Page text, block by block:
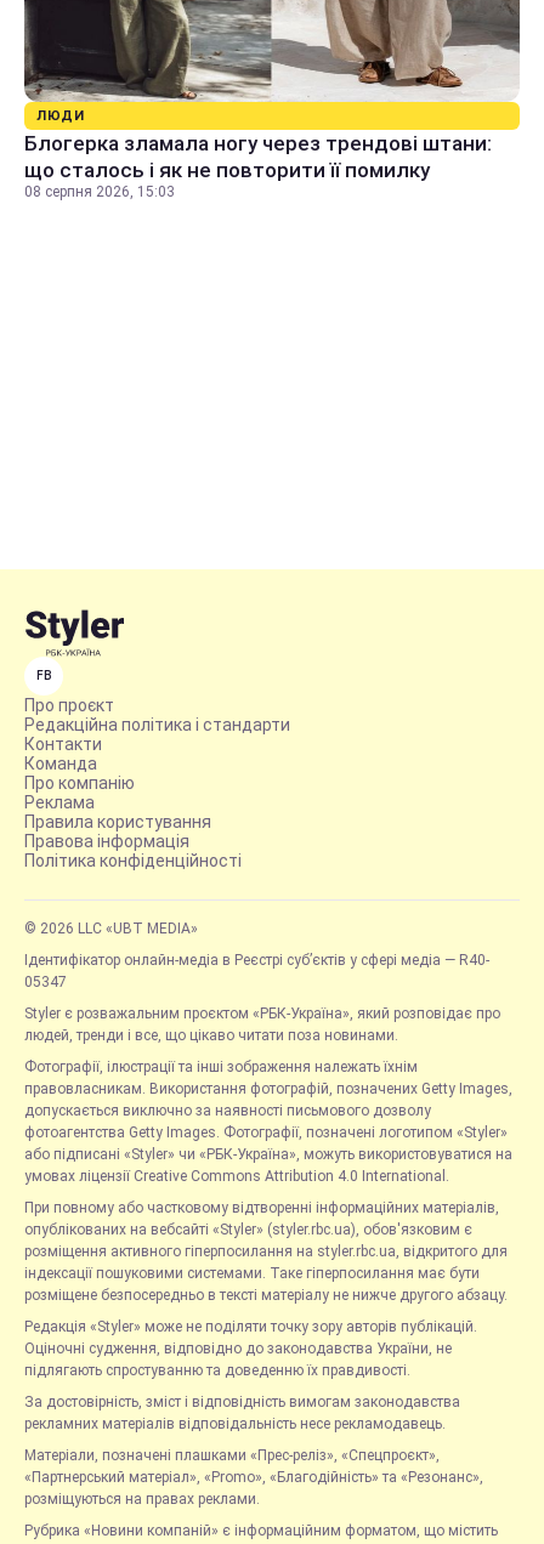
ЛЮДИ
Блогерка зламала ногу через трендові штани:
що сталось і як не повторити її помилку
08 серпня 2026, 15:03
FB
Про проєкт
Редакційна політика і стандарти
Контакти
Команда
Про компанію
Реклама
Правила користування
Правова інформація
Політика конфіденційності
© 2026 LLC «UBT MEDIA»
Ідентифікатор онлайн-медіа в Реєстрі суб’єктів у сфері медіа — R40-
05347
Styler є розважальним проєктом «РБК-Україна», який розповідає про
людей, тренди і все, що цікаво читати поза новинами.
Фотографії, ілюстрації та інші зображення належать їхнім
правовласникам. Використання фотографій, позначених Getty Images,
допускається виключно за наявності письмового дозволу
фотоагентства Getty Images. Фотографії, позначені логотипом «Styler»
або підписані «Styler» чи «РБК-Україна», можуть використовуватися на
умовах ліцензії Creative Commons Attribution 4.0 International.
При повному або частковому відтворенні інформаційних матеріалів,
опублікованих на вебсайті «Styler» (styler.rbc.ua), обов'язковим є
розміщення активного гіперпосилання на styler.rbc.ua, відкритого для
індексації пошуковими системами. Таке гіперпосилання має бути
розміщене безпосередньо в тексті матеріалу не нижче другого абзацу.
Редакція «Styler» може не поділяти точку зору авторів публікацій.
Оціночні судження, відповідно до законодавства України, не
підлягають спростуванню та доведенню їх правдивості.
За достовірність, зміст і відповідність вимогам законодавства
рекламних матеріалів відповідальність несе рекламодавець.
Матеріали, позначені плашками «Прес-реліз», «Спецпроєкт»,
«Партнерський матеріал», «Promo», «Благодійність» та «Резонанс»,
розміщуються на правах реклами.
Рубрика «Новини компаній» є інформаційним форматом, що містить